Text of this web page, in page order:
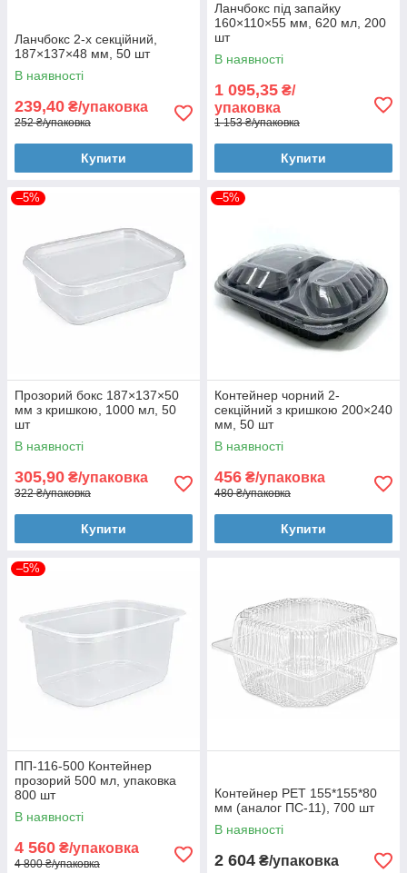
Ланчбокс 2-х секційний,
187×137×48 мм, 50 шт
В наявності
239,40 ₴/упаковка
252 ₴/упаковка
Купити
Ланчбокс під запайку
160×110×55 мм, 620 мл, 200
шт
В наявності
1 095,35 ₴/
упаковка
1 153 ₴/упаковка
Купити
–5%
Прозорий бокс 187×137×50
мм з кришкою, 1000 мл, 50
шт
В наявності
305,90 ₴/упаковка
322 ₴/упаковка
Купити
–5%
Контейнер чорний 2-
секційний з кришкою 200×240
мм, 50 шт
В наявності
456 ₴/упаковка
480 ₴/упаковка
Купити
–5%
ПП-116-500 Контейнер
прозорий 500 мл, упаковка
800 шт
В наявності
4 560 ₴/упаковка
4 800 ₴/упаковка
Контейнер РЕТ 155*155*80
мм (аналог ПС-11), 700 шт
В наявності
2 604 ₴/упаковка